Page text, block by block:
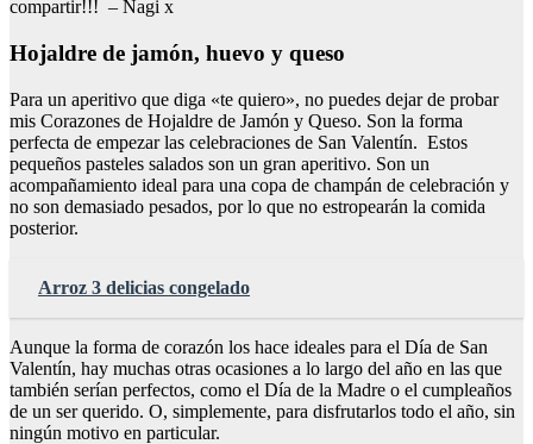
compartir!!! – Nagi x
Hojaldre de jamón, huevo y queso
Para un aperitivo que diga «te quiero», no puedes dejar de probar
mis Corazones de Hojaldre de Jamón y Queso. Son la forma
perfecta de empezar las celebraciones de San Valentín. Estos
pequeños pasteles salados son un gran aperitivo. Son un
acompañamiento ideal para una copa de champán de celebración y
no son demasiado pesados, por lo que no estropearán la comida
posterior.
Arroz 3 delicias congelado
Aunque la forma de corazón los hace ideales para el Día de San
Valentín, hay muchas otras ocasiones a lo largo del año en las que
también serían perfectos, como el Día de la Madre o el cumpleaños
de un ser querido. O, simplemente, para disfrutarlos todo el año, sin
ningún motivo en particular.